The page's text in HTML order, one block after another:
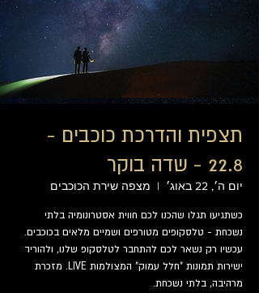
תצפית והדרכת כוכבים -
22.8 - שדה בוקר
יום ה׳, 22 באוג׳
  |
מצפה שירת הכוכבים
כשתגיעו תגלו שהכנו לכם חווית אסטרונומיה בלתי
נשכחת - טלסקופים מטורפים ושמיים מלאים בכוכבים.
עכשיו רק נשאר לכם להתחבר לטלסקופ שלנו, ולהוריד
ישירות תמונות "חלל עמוק" המצולמות LIVE. מזכרת
מרהיבה, בלתי נשכחת.